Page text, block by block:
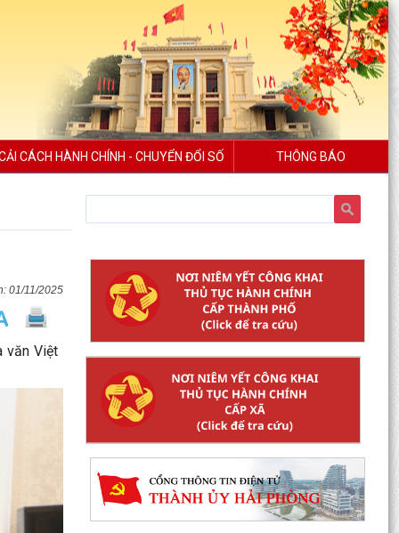
CÁCH HÀNH CHÍNH - CHUYỂN ĐỔI SỐ THÔNG BÁO
01/11/2025
văn Việt